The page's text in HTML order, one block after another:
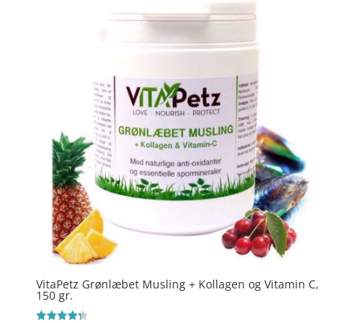
kr. 1.099,00.
VitaPetz Grønlæbet Musling + Kollagen og Vitamin C,
150 gr.